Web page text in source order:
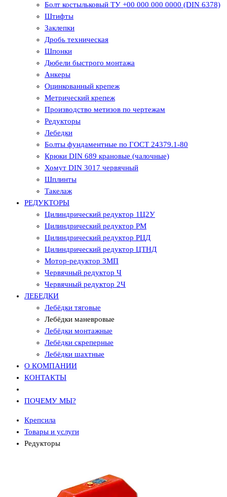
Болт костыльковый ТУ +00 000 000 0000 (DIN 6378)
Штифты
Заклепки
Дробь техническая
Шпонки
Дюбели быстрого монтажа
Анкеры
Оцинкованный крепеж
Метрический крепеж
Производство метизов по чертежам
Редукторы
Лебедки
Болты фундаментные по ГОСТ 24379.1-80
Крюки DIN 689 крановые (чалочные)
Хомут DIN 3017 червячный
Шплинты
Такелаж
РЕДУКТОРЫ
Цилиндрический редуктор 1Ц2У
Цилиндрический редуктор РМ
Цилиндрический редуктор РЦД
Цилиндрический редуктор ЦТНД
Мотор-редуктор 3МП
Червячный редуктор Ч
Червячный редуктор 2Ч
ЛЕБЕДКИ
Лебёдки тяговые
Лебёдки маневровые
Лебёдки монтажные
Лебёдки скреперные
Лебёдки шахтные
О КОМПАНИИ
КОНТАКТЫ
ПОЧЕМУ МЫ?
Крепсила
Товары и услуги
Редукторы